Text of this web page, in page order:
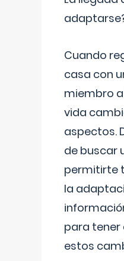
Cuando
casa con
miembro
vida
aspectos.
de buscar
permitirte
la
para tener
estos